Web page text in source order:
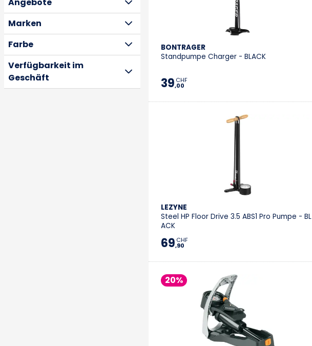
Marken
Farbe
Verfügbarkeit im
Geschäft
BONTRAGER
Standpumpe Charger - BLACK
39,00
CHF
LEZYNE
Steel HP Floor Drive 3.5 ABS1 Pro Pumpe - BL
ACK
69,90
CHF
20%